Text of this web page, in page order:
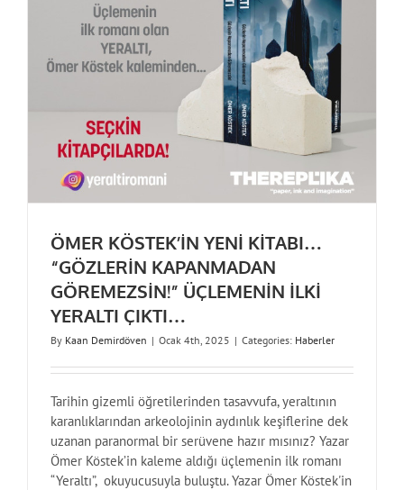
ÖMER KÖSTEK’İN YENİ KİTABI…
“GÖZLERİN KAPANMADAN
GÖREMEZSİN!” ÜÇLEMENİN İLKİ
YERALTI ÇIKTI…
By Kaan Demirdöven | Ocak 4th, 2025 | Categories: Haberler
Tarihin gizemli öğretilerinden tasavvufa, yeraltının
karanlıklarından arkeolojinin aydınlık keşiflerine dek
uzanan paranormal bir serüvene hazır mısınız? Yazar
Ömer Köstek’in kaleme aldığı üçlemenin ilk romanı
“Yeraltı”, okuyucusuyla buluştu. Yazar Ömer Köstek'in